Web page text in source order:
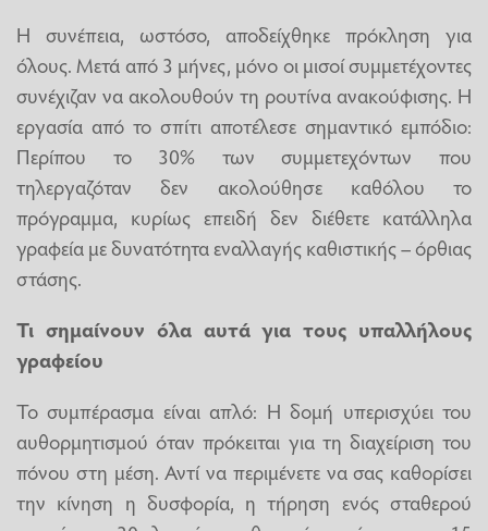
Η συνέπεια, ωστόσο, αποδείχθηκε πρόκληση για
όλους. Μετά από 3 μήνες, μόνο οι μισοί συμμετέχοντες
συνέχιζαν να ακολουθούν τη ρουτίνα ανακούφισης. Η
εργασία από το σπίτι αποτέλεσε σημαντικό εμπόδιο:
Περίπου το 30% των συμμετεχόντων που
τηλεργαζόταν δεν ακολούθησε καθόλου το
πρόγραμμα, κυρίως επειδή δεν διέθετε κατάλληλα
γραφεία με δυνατότητα εναλλαγής καθιστικής – όρθιας
στάσης.
Τι σημαίνουν όλα αυτά για τους υπαλλήλους
γραφείου
Το συμπέρασμα είναι απλό: Η δομή υπερισχύει του
αυθορμητισμού όταν πρόκειται για τη διαχείριση του
πόνου στη μέση. Αντί να περιμένετε να σας καθορίσει
την κίνηση η δυσφορία, η τήρηση ενός σταθερού